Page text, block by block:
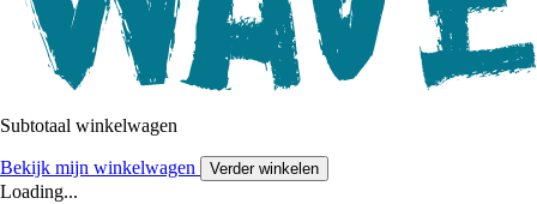
Subtotaal winkelwagen
Bekijk mijn winkelwagen Verder winkelen
Loading...